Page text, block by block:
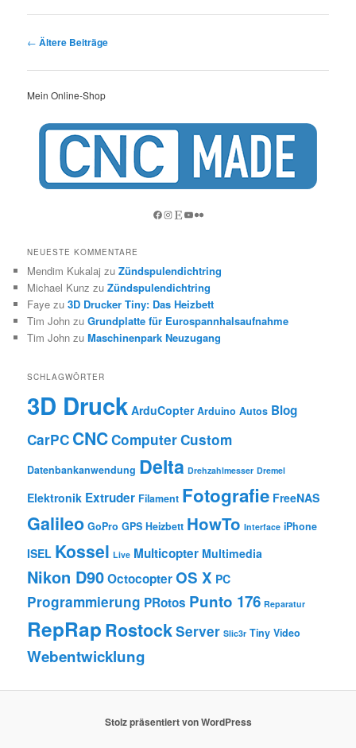
Beitragsnavigation
← Ältere Beiträge
Mein Online-Shop
Facebook
Instagram
EtsyYouTube
Flickr
NEUESTE KOMMENTARE
Mendim Kukalaj zuZündspulendichtring
Michael Kunz zuZündspulendichtring
Faye zu3D Drucker Tiny: Das Heizbett
Tim John zuGrundplatte für Eurospannhalsaufnahme
Tim John zuMaschinenpark Neuzugang
SCHLAGWÖRTER
3D Druck ArduCopter Arduino Autos Blog
CarPC CNCComputerCustom
Datenbankanwendung Delta Drehzahlmesser Dremel
Elektronik Extruder Filament Fotografie FreeNAS
Galileo GoPro GPS Heizbett HowTo Interface iPhone
ISEL Kossel Live Multicopter Multimedia
Nikon D90OctocopterOS X PC
Programmierung PRotos Punto 176 Reparatur
RepRapRostockServer Slic3r Tiny Video
Webentwicklung
Stolz präsentiert von WordPress